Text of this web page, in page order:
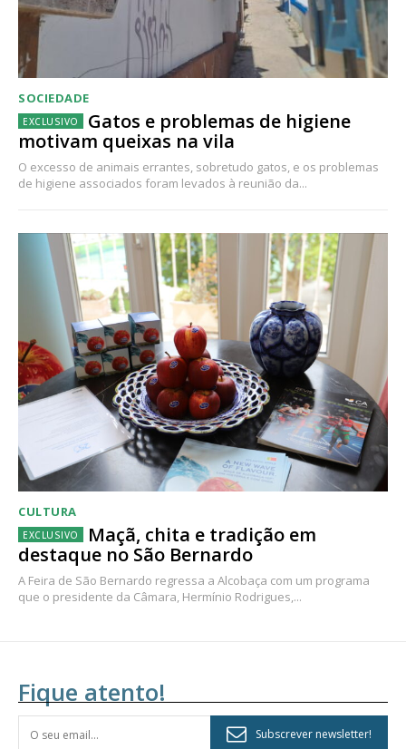
SOCIEDADE
Gatos e problemas de higiene
motivam queixas na vila
O excesso de animais errantes, sobretudo gatos, e os problemas
de higiene associados foram levados à reunião da...
CULTURA
Maçã, chita e tradição em
destaque no São Bernardo
A Feira de São Bernardo regressa a Alcobaça com um programa
que o presidente da Câmara, Hermínio Rodrigues,...
Fique atento!
Subscrever newsletter!